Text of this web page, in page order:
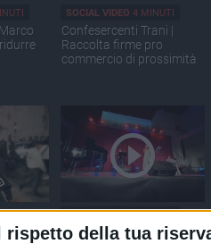
rispetto della tua
SOCIAL VIDEO 4 MINUTI
Confesercenti Trani |
Raccolta firme pro
commercio di prossimità
SOCIAL VIDEO5 MINUTI
Palazzo Beltrani - 'Jazz a